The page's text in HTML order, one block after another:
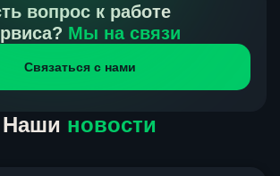
средств от тебя, а на другой части
указанный на сайте, является
Если сомневаешься, напиши в онлайн-
поможем разобраться.
вопрос к работе
Мы на связи
Связаться с нами
Наши новости